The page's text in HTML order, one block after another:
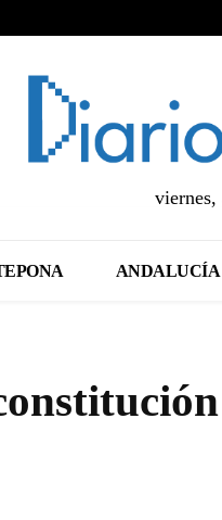
viernes,
ANDALUCÍA